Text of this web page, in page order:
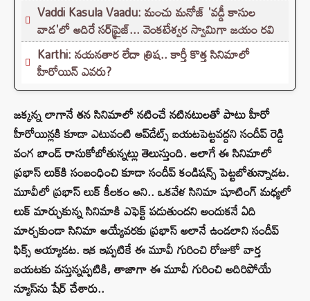
Vaddi Kasula Vaadu: మంచు మనోజ్ 'వడ్డీ కాసుల
వాడ'లో అదిరే సర్‌ప్రైజ్... వెంకటేశ్వర స్వామిగా జయం రవి
Karthi: నయనతార లేదా త్రిష.. కార్తీ కొత్త సినిమాలో
హీరోయిన్ ఎవరు?
జక్కన్న లాగానే తన సినిమాలో న‌టించే న‌టిన‌టుల‌తో పాటు హీరో
హీరోయిన్లకి కూడా ఎటువంటి అప్‌డేట్స్ బ‌య‌ట‌పెట్టవ‌ద్దని సందీప్ రెడ్డి
వంగ బాండ్ రాసుకోబోతున్నట్లు తెలుస్తుంది. అలాగే ఈ సినిమాలో
ప్రభాస్ లుక్‌కి సంబంధించి కూడా సందీప్ కండిష‌న్స్ పెట్టబోతున్నాడట.
మూవీలో ప్రభాస్ లుక్ కీల‌కం అని.. ఒక‌వేళ సినిమా షూటింగ్ మ‌ధ్యలో
లుక్ మార్చుకున్న సినిమాకి ఎఫెక్ట్ ప‌డుతుందని అందుక‌నే ఏది
మార్చకుండా సినిమా అయ్యేవ‌ర‌కు ప్రభాస్ అలానే ఉండలాని సందీప్
ఫిక్స్ అయ్యాడట. ఇక ఇప్పటికే ఈ మూవీ గురించి రోజుకో వార్త
బయటకు వస్తున్నప్పటికి, తాజాగా ఈ మూవీ గురించి అదిరిపోయే
న్యూస్‌ను షేర్ చేశారు..